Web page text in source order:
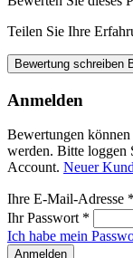
Teilen Sie Ihre
Bewertung schreiben
Anmelden
Bewertungen können
werden. Bitte loggen
Account. Neuer
Ihre E-Mail-Adresse *
Ihr Passwort *
Ich habe mein
Anmelden